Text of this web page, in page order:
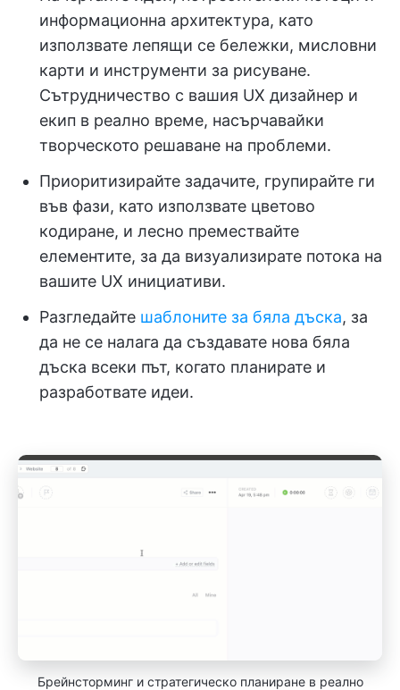
информационна архитектура, като
използвате лепящи се бележки, мисловни
карти и инструменти за рисуване.
Сътрудничество с вашия UX дизайнер и
екип в реално време, насърчавайки
творческото решаване на проблеми.
Приоритизирайте задачите, групирайте ги
във фази, като използвате цветово
кодиране, и лесно премествайте
елементите, за да визуализирате потока на
вашите UX инициативи.
Разгледайте шаблоните за бяла дъска, за
да не се налага да създавате нова бяла
дъска всеки път, когато планирате и
разработвате идеи.
Брейнсторминг и стратегическо планиране в реално